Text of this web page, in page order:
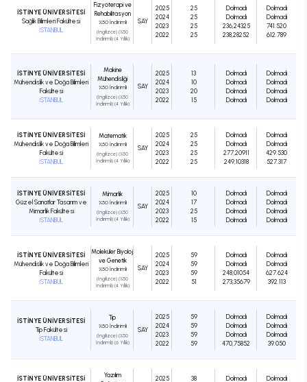
İSTİNYE ÜNİVERSİTESİ
Sağlık Bilimleri Fakültesi
İSTANBUL
Fizyoterapi ve
Rehabilitasyon
%50 İndirimli
(İngilizce) (%50
İndirimli) (4 Yıllık)
SAY
2025
2024
2023
2022
25
25
25
25
Dolmadı
Dolmadı
236,24325
238,28252
Dolmadı
Dolmadı
741.520
612.789
İSTİNYE ÜNİVERSİTESİ
Mühendislik ve Doğa Bilimleri
Fakültesi
İSTANBUL
Makine
Mühendisliği
%50 İndirimli
(İngilizce) (%50
İndirimli) (4 Yıllık)
SAY
2025
2024
2023
2022
13
10
20
15
Dolmadı
Dolmadı
Dolmadı
Dolmadı
Dolmadı
Dolmadı
Dolmadı
Dolmadı
İSTİNYE ÜNİVERSİTESİ
Mühendislik ve Doğa Bilimleri
Fakültesi
İSTANBUL
Matematik
%50 İndirimli
(İngilizce) (%50
İndirimli) (4 Yıllık)
SAY
2025
2024
2023
2022
25
25
25
25
Dolmadı
Dolmadı
277,20911
249,10318
Dolmadı
Dolmadı
429.530
527.317
İSTİNYE ÜNİVERSİTESİ
Güzel Sanatlar Tasarım ve
Mimarlık Fakültesi
İSTANBUL
Mimarlık
%50 İndirimli
(İngilizce) (%50
İndirimli) (4 Yıllık)
SAY
2025
2024
2023
2022
10
17
25
15
Dolmadı
Dolmadı
Dolmadı
Dolmadı
Dolmadı
Dolmadı
Dolmadı
Dolmadı
İSTİNYE ÜNİVERSİTESİ
Mühendislik ve Doğa Bilimleri
Fakültesi
İSTANBUL
Moleküler Biyoloji
ve Genetik
%50 İndirimli
(İngilizce) (%50
İndirimli) (4 Yıllık)
SAY
2025
2024
2023
2022
59
59
59
51
Dolmadı
Dolmadı
248,01054
273,35679
Dolmadı
Dolmadı
627.624
392.113
İSTİNYE ÜNİVERSİTESİ
Tıp Fakültesi
İSTANBUL
Tıp
%50 İndirimli
(İngilizce) (%50
İndirimli) (6 Yıllık)
SAY
2025
2024
2023
2022
59
59
59
59
Dolmadı
Dolmadı
Dolmadı
470,75852
Dolmadı
Dolmadı
Dolmadı
39.050
İSTİNYE ÜNİVERSİTESİ
Yazılım
2025
38
Dolmadı
Dolmadı